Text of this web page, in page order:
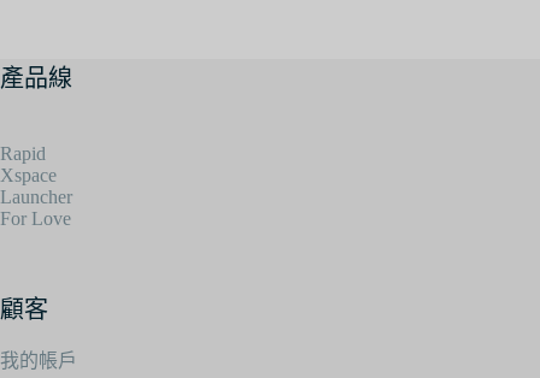
產品線
Rapid
Xspace
Launcher
For Love
顧客
我的帳戶